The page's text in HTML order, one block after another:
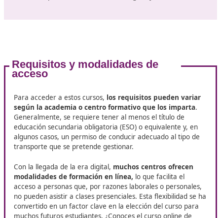
Existen tres maneras principales de obtener esta
Certificado de competencia profesional: Este
permite realizar actividades de transporte público
mercancías por carretera o transporte público de
por carretera, según corresponda.
profesional reglada que proporciona las habilidades
necesarias para desenvolverse en este ámbito.
Gestor de transporte acreditado en la empresa: En
caso, una empresa puede contar con un profesional